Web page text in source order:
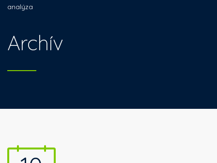
analýza
Archív